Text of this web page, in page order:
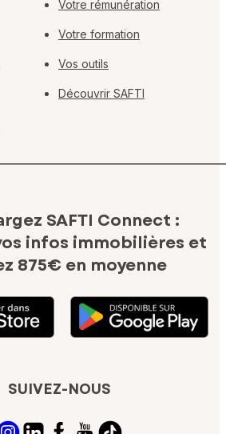
Votre rémunération
Votre formation
Vos outils
Découvrir SAFTI
SAFTI Connect :
infos immobilières et
875€ en moyenne
SUIVEZ-NOUS